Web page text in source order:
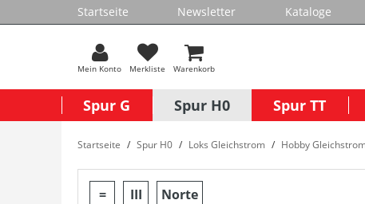
Startseite Newsletter Kataloge
Mein Konto Merkliste Warenkorb
Spur G Spur H0 Spur TT
Startseite Spur H0 Loks Gleichstrom Hobby
= III Norte